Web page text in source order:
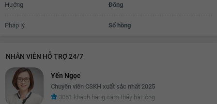
Hướng Đông
Pháp lý Sổ hồng
NHÂN VIÊN HỖ TRỢ 24/7
Yến Ngọc
Chuyên viên CSKH xuất sắc nhất 2025
3051 khách hàng cảm thấy hài lòng